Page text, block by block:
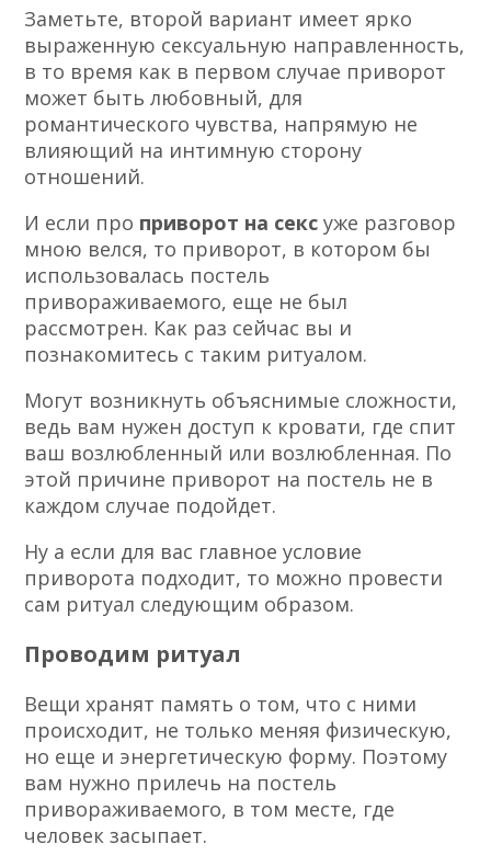
Заметьте, второй вариант имеет ярко
выраженную сексуальную направленность,
в то время как в первом случае приворот
может быть любовный, для
романтического чувства, напрямую не
влияющий на интимную сторону
отношений.
И если про приворот на сексуже разговор
мною велся, то приворот, в котором бы
использовалась постель
привораживаемого, еще не был
рассмотрен. Как раз сейчас вы и
познакомитесь с таким ритуалом.
Могут возникнуть объяснимые сложности,
ведь вам нужен доступ к кровати, где спит
ваш возлюбленный или возлюбленная. По
этой причине приворот на постель не в
каждом случае подойдет.
Ну а если для вас главное условие
приворота подходит, то можно провести
сам ритуал следующим образом.
Проводим ритуал
Вещи хранят память о том, что с ними
происходит, не только меняя физическую,
но еще и энергетическую форму. Поэтому
вам нужно прилечь на постель
привораживаемого, в том месте, где
человек засыпает.